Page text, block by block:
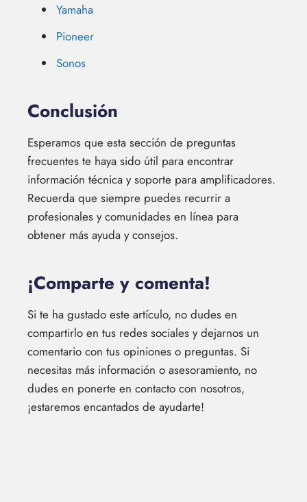
Yamaha
Pioneer
Sonos
Conclusión
Esperamos que esta sección de preguntas
frecuentes te haya sido útil para encontrar
información técnica y soporte para amplificadores.
Recuerda que siempre puedes recurrir a
profesionales y comunidades en línea para
obtener más ayuda y consejos.
¡Comparte y comenta!
Si te ha gustado este artículo, no dudes en
compartirlo en tus redes sociales y dejarnos un
comentario con tus opiniones o preguntas. Si
necesitas más información o asesoramiento, no
dudes en ponerte en contacto con nosotros,
¡estaremos encantados de ayudarte!